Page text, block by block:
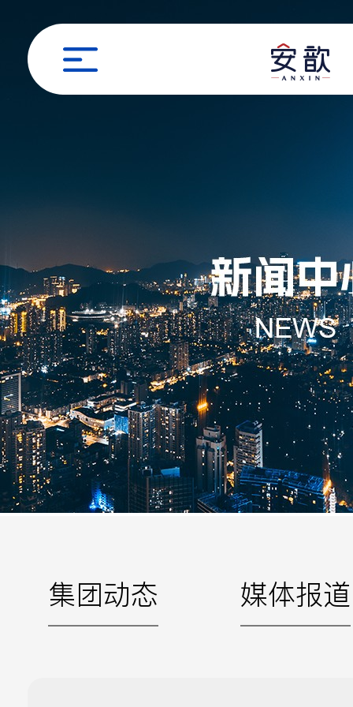
集团动态 媒体报道
姓名
手机
公司
邮箱
留言